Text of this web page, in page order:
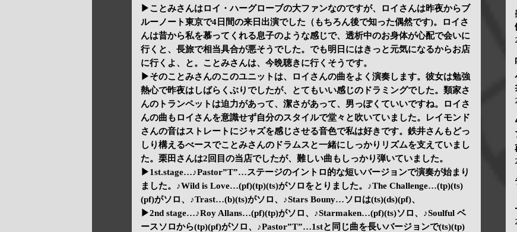
▶ことみさんはロイ・ハーグローブの大ファンなのですが、ロイさんは昨夜からブ
ルーノート東京で4日間の来日出演でした（もちろん後で知った偶然です)。ロイさ
んは昔から私を慕ってくれる息子のような感じで、透析中のお身体が心配で会いに
行くと、長旅で相当具合が悪そうでした。でも明日にはきっと元気になるからお店
に行くよ、と。ことみさんは、今晩聴きに行くそうです。
▶そのことみさんのこのユニットは、ロイさんの曲をよく演奏します。彼女は勉強
熱心で昨夜はしばらくぶりでしたが、とてもいい感じのドラミングでした。類家さ
んのトランペットは迫力があって、潔さがあって、男っぽくていいですね。ロイさ
んの曲もロイさんを意識せず自分のスタイルで堂々と吹いていました。レイモンド
さんの音はストレートにジャズを感じさせる音色で私は好きです。鉄井さんもどっ
しり構えるべースでことみさんのドラムスと一緒にしっかりリズムを支えていまし
た。栗田さんは2回目の当店でしたが、難しい曲もしっかり弾いていました。
▶1st.stage…♪Pastor”T”…ステージのイントロ的な短いバージョンで演奏が始まり
ました。♪Wild is Love…(pf)(tp)(ts)がソロをとりました。♪The Challenge…(tp)(ts)
(pf)がソロ、♪Trast…(b)(ts)がソロ、♪Stars Bouny…ソロは(ts)(ds)(pf)、
▶2nd stage…♪Roy Allans…(pf)(tp)がソロ、♪Starmaken…(pf)(ts)ソロ、♪Soulful ベ
ースソロから(tp)(pf)がソロ、♪Pastor”T”…1stと同じ曲を長いバージョンで(ts)(tp)